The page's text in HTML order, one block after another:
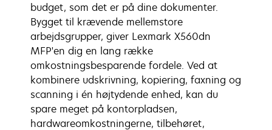
budget, som det er på dine dokumenter.
Bygget til krævende mellemstore
arbejdsgrupper, giver Lexmark X560dn
MFP'en dig en lang række
omkostningsbesparende fordele. Ved at
kombinere udskrivning, kopiering, faxning og
scanning i én højtydende enhed, kan du
spare meget på kontorpladsen,
hardwareomkostningerne, tilbehøret,